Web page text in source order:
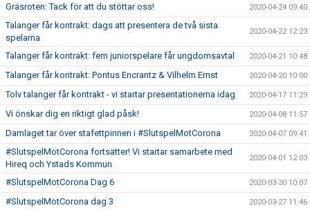
Gräsroten: Tack för att du stöttar oss! 2020-04-24 09:40
Talanger får kontrakt: dags att presentera de två sista
spelarna
2020-04-22 12:23
Talanger får kontrakt: fem juniorspelare får ungdomsavtal 2020-04-21 10:48
Talanger får kontrakt: Pontus Encrantz & Vilhelm Ernst 2020-04-20 10:00
Tolv talanger får kontrakt - vi startar presentationerna idag 2020-04-17 11:29
Vi önskar dig en riktigt glad påsk! 2020-04-08 11:57
Damlaget tar över stafettpinnen i #SlutspelMotCorona 2020-04-07 09:41
#SlutspelMotCorona fortsätter! Vi startar samarbete med
Hireq och Ystads Kommun
2020-04-01 12:03
#SlutspelMotCorona Dag 6 2020-03-30 10:07
#SlutspelMotCorona dag 3 2020-03-27 11:46